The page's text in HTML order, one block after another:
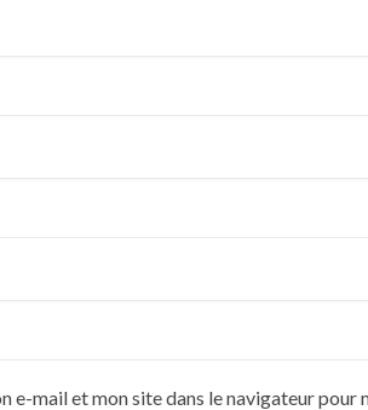
e-mail et mon site dans le navigateur